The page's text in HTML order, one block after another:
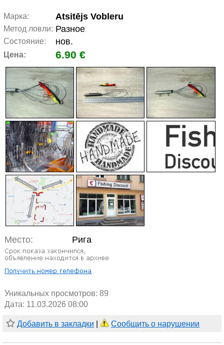
Марка: Atsitējs Vobleru
Метод ловли: Разное
Состояние: нов.
Цена: 6.90 €
Место: Рига
Уникальных просмотров: 89
Дата: 11.03.2026 08:00
Добавить в закладки Сообщить о нарушении